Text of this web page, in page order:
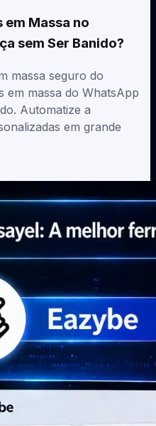
em Massa no
sem Ser Banido?
massa seguro do
em massa do WhatsApp
Automatize a
em grande